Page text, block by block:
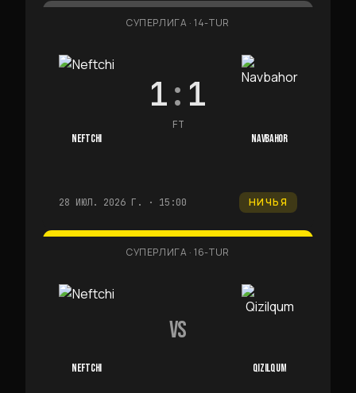
СУПЕРЛИГА ·14-TUR
NEFTCHI
1: 1
FT
NAVBAHOR
28 ИЮЛ. 2026 Г. · 15:00 НИЧЬЯ
СУПЕРЛИГА ·16-TUR
NEFTCHI
VS
QIZILQUM